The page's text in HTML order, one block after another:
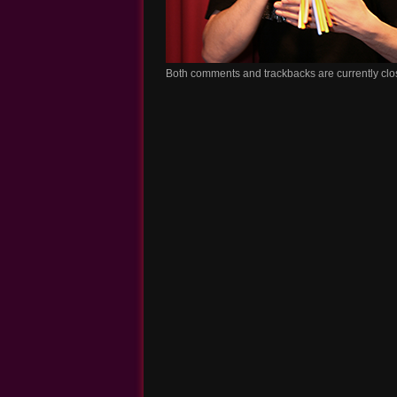
Both comments and trackbacks are currently